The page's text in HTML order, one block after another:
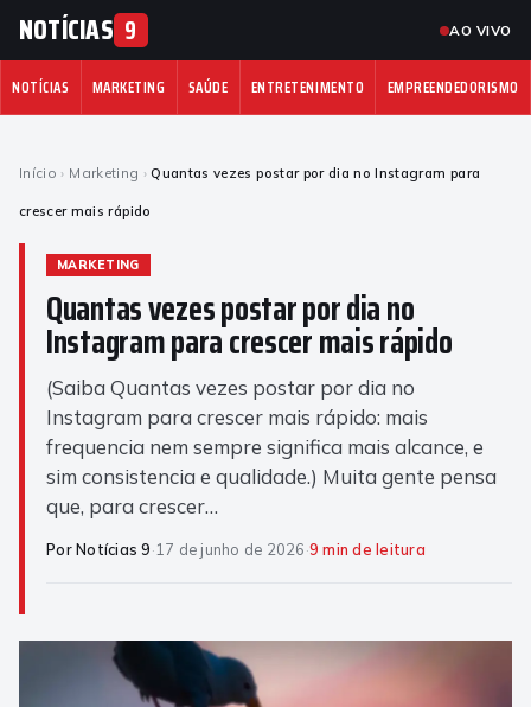
NOTÍCIAS 9 AO VIVO
NOTÍCIAS MARKETING SAÚDE ENTRETENIMENTO EMPREENDEDORISMO
Início › Marketing › Quantas vezes postar por dia no Instagram para
crescer mais rápido
MARKETING
Quantas vezes postar por dia no
Instagram para crescer mais rápido
(Saiba Quantas vezes postar por dia no
Instagram para crescer mais rápido: mais
frequencia nem sempre significa mais alcance, e
sim consistencia e qualidade.) Muita gente pensa
que, para crescer…
Por Notícias 9·17 de junho de 2026·9 min de leitura